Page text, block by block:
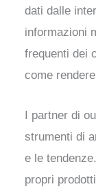
dati dalle
informazioni
frequenti dei
come
I partner di
strumenti di
e le
propri